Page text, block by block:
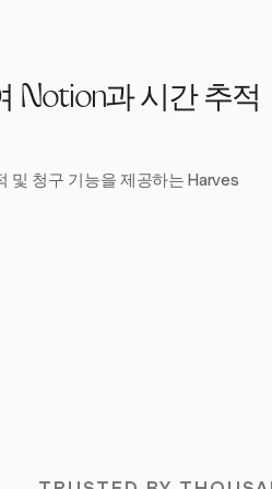
Notion과 시간 추적
및 청구 기능을 제공하는 Harves